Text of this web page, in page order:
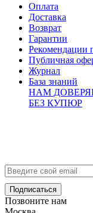
Оплата
Доставка
Возврат
Гарантии
Рекомендации
Публичная
Журнал
База знаний
НАМ
БЕЗ КУПЮР
Позвоните нам